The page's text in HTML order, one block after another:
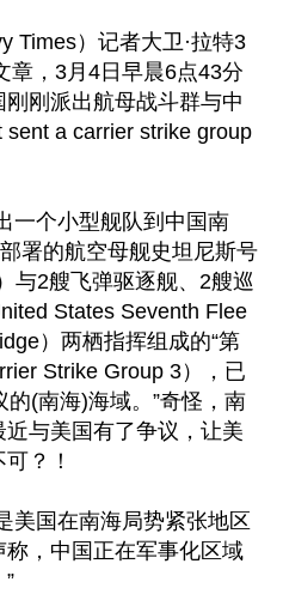
Times）记者大卫·拉特3
章，3月4日早晨6点43分
刚派出航母战斗群与中
sent a carrier strike group
一个小型舰队到中国南
署的航空母舰史坦尼斯号
与2艘飞弹驱逐舰、2艘巡
States Seventh Flee
）两栖指挥组成的“第
Strike Group 3），已
(南海)海域。”奇怪，南
与美国有了争议，让美
？！
美国在南海局势紧张地区
，中国正在军事化区域